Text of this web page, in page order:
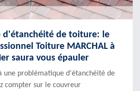
d'étanchéité de toiture: le
Toiture MARCHAL à
saura vous épauler
une problématique d'étanchéité de
compter sur le couvreur